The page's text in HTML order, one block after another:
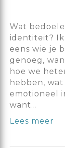
Wat
identiteit?
eens wie je
genoeg,
hoe we
hebben,
emotioneel
want…
Lees meer